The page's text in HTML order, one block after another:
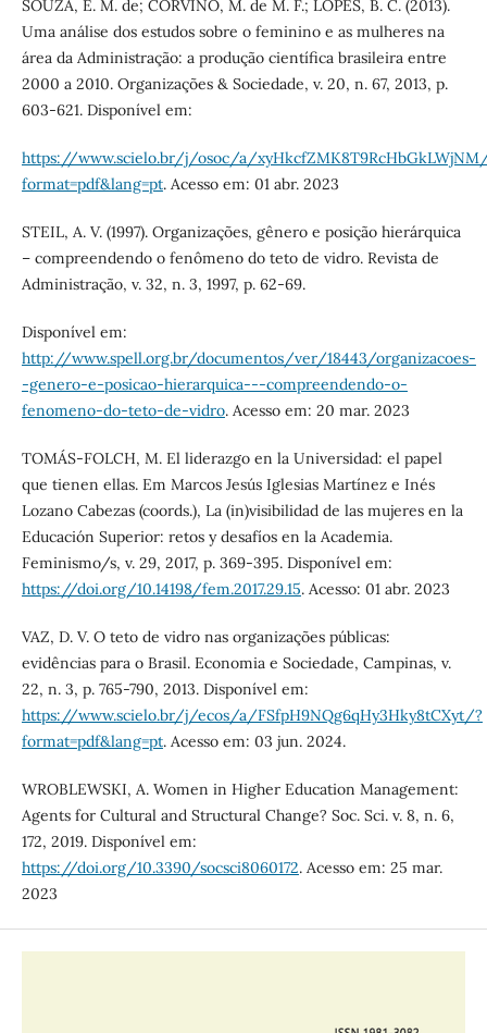
SOUZA, E. M. de; CORVINO, M. de M. F.; LOPES, B. C. (2013).
Uma análise dos estudos sobre o feminino e as mulheres na
área da Administração: a produção científica brasileira entre
2000 a 2010. Organizações & Sociedade, v. 20, n. 67, 2013, p.
603-621. Disponível em:
https://www.scielo.br/j/osoc/a/
format=pdf&lang=pt. Acesso em: 01 abr. 2023
STEIL, A. V. (1997). Organizações, gênero e posição hierárquica
– compreendendo o fenômeno do teto de vidro. Revista de
Administração, v. 32, n. 3, 1997, p. 62-69.
Disponível em:
http://www.spell.org.br/documentos/ver/18443/organizacoes-
-genero-e-posicao-hierarquica---compreendendo-o-
fenomeno-do-teto-de-vidro. Acesso em: 20 mar. 2023
TOMÁS-FOLCH, M. El liderazgo en la Universidad: el papel
que tienen ellas. Em Marcos Jesús Iglesias Martínez e Inés
Lozano Cabezas (coords.), La (in)visibilidad de las mujeres en la
Educación Superior: retos y desafíos en la Academia.
Feminismo/s, v. 29, 2017, p. 369-395. Disponível em:
https://doi.org/10.14198/fem.2017.29.15. Acesso: 01 abr. 2023
VAZ, D. V. O teto de vidro nas organizações públicas:
evidências para o Brasil. Economia e Sociedade, Campinas, v.
22, n. 3, p. 765-790, 2013. Disponível em:
https://www.scielo.br/j/ecos/a/FSfpH9NQg6qHy3Hky8tCXyt/?
format=pdf&lang=pt. Acesso em: 03 jun. 2024.
WROBLEWSKI, A. Women in Higher Education Management:
Agents for Cultural and Structural Change? Soc. Sci. v. 8, n. 6,
172, 2019. Disponível em:
https://doi.org/10.3390/socsci8060172. Acesso em: 25 mar.
2023